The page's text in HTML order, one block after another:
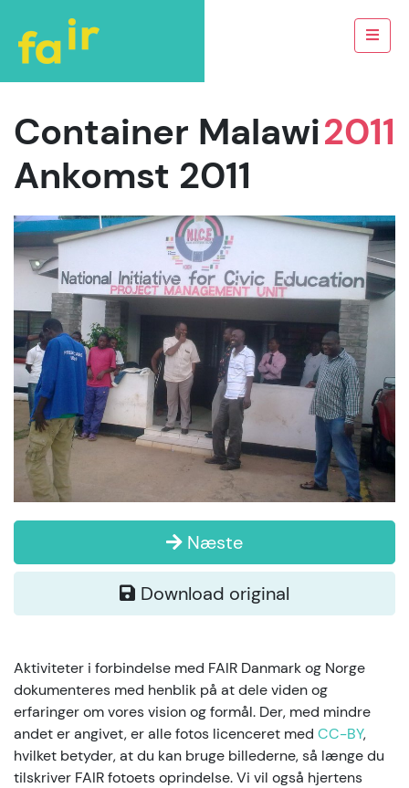
2011
Container Malawi
Ankomst 2011
Næste
Download original
Aktiviteter i forbindelse med FAIR Danmark og Norge
dokumenteres med henblik på at dele viden og
erfaringer om vores vision og formål. Der, med mindre
andet er angivet, er alle fotos licenceret med CC-BY,
hvilket betyder, at du kan bruge billederne, så længe du
tilskriver FAIR fotoets oprindelse. Vi vil også hjertens